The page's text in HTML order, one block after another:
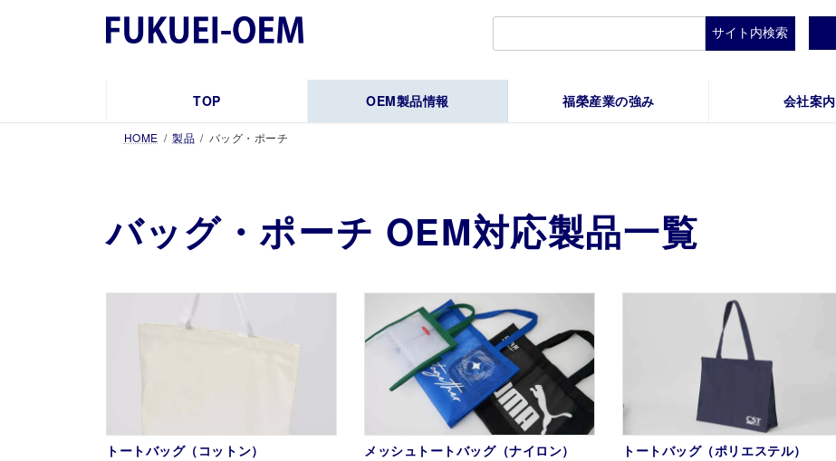
索:
TOP OEM製品情報 福榮産業の強み 会社案内
HOME 製品 バッグ・ポーチ
バッグ・ポーチ OEM対応製品一覧
トートバッグ（コットン） メッシュトートバッグ（ナイロン） トートバッグ（ポリエステル）